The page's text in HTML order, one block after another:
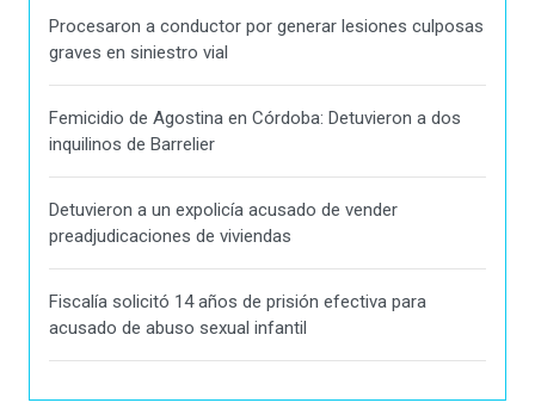
Procesaron a conductor por generar lesiones culposas
graves en siniestro vial
Femicidio de Agostina en Córdoba: Detuvieron a dos
inquilinos de Barrelier
Detuvieron a un expolicía acusado de vender
preadjudicaciones de viviendas
Fiscalía solicitó 14 años de prisión efectiva para
acusado de abuso sexual infantil